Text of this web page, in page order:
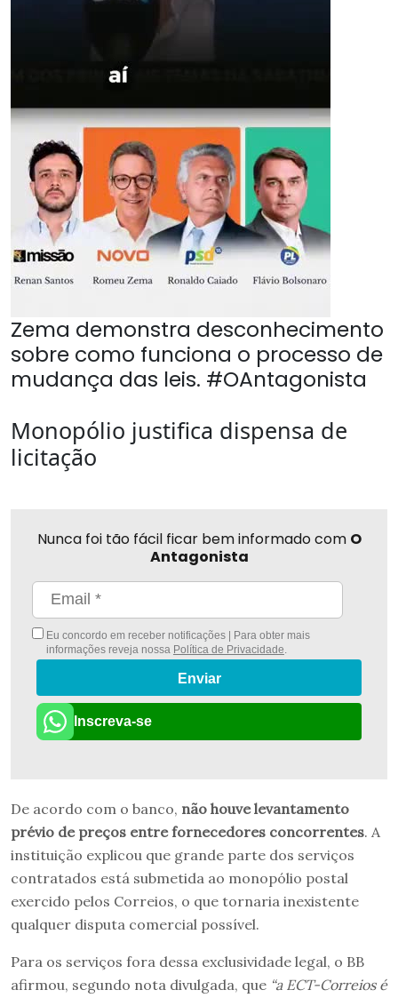
Zema demonstra desconhecimento
sobre como funciona o processo de
mudança das leis. #OAntagonista
Monopólio justifica dispensa de
licitação
Nunca foi tão fácil ficar bem informado com O
Antagonista
Eu concordo em receber notificações | Para obter mais
informações reveja nossa Política de Privacidade
Enviar
Inscreva-se
De acordo com o banco, não houve levantamento
prévio de preços entre fornecedores concorrentes. A
instituição explicou que grande parte dos serviços
contratados está submetida ao monopólio postal
exercido pelos Correios, o que tornaria inexistente
qualquer disputa comercial possível.
Para os serviços fora dessa exclusividade legal, o BB
afirmou, segundo nota divulgada, que “a ECT-Correios é